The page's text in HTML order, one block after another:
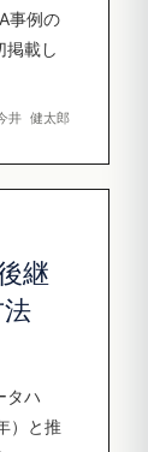
事例の
掲載し
健太郎
継
タハ
）と推